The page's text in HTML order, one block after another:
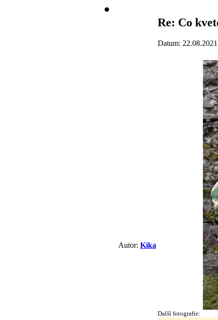
Autor: Kika
Re: Co
Datum:
Další fotografie: